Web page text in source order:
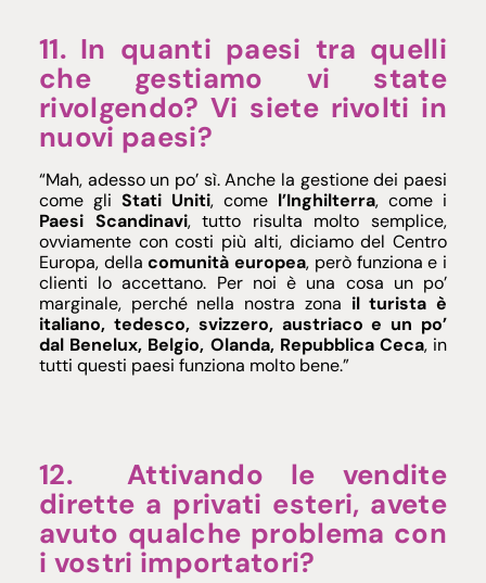
11. In quanti paesi tra quelli
che gestiamo vi state
rivolgendo? Vi siete rivolti in
nuovi paesi?
“Mah, adesso un po’ sì. Anche la gestione dei paesi
come gli Stati Uniti, come l’Inghilterra, come i
Paesi Scandinavi, tutto risulta molto semplice,
ovviamente con costi più alti, diciamo del Centro
Europa, dellacomunità europea, però funziona e i
clienti lo accettano. Per noi è una cosa un po’
marginale, perché nella nostra zona il turista è
italiano, tedesco, svizzero, austriaco e un po’
dal Benelux, Belgio, Olanda, Repubblica Ceca, in
tutti questi paesi funziona molto bene.”
12. Attivando le vendite
dirette a privati esteri, avete
avuto qualche problema con
i vostri importatori?